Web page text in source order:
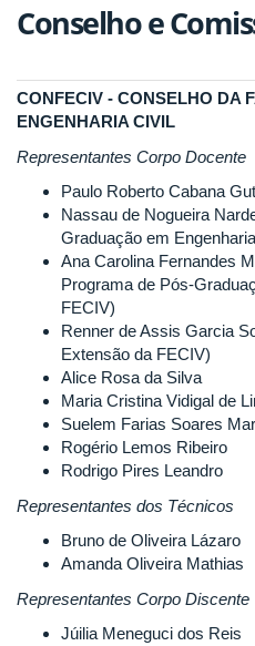
Conselho e
CONFECIV - CONSELHO DA
ENGENHARIA CIVIL
Representantes Corpo Docente
Paulo Roberto Cabana
Nassau de Nogueira
Graduação em
Ana Carolina Fernandes
Programa de Pós-
FECIV)
Renner de Assis Garcia
Extensão da FECIV)
Alice Rosa da Silva
Maria Cristina Vidigal de
Suelem Farias Soares
Rogério Lemos Ribeiro
Rodrigo Pires Leandro
Representantes dos Técnicos
Bruno de Oliveira Lázaro
Amanda Oliveira Mathias
Representantes Corpo Discente
Júilia Meneguci dos Reis